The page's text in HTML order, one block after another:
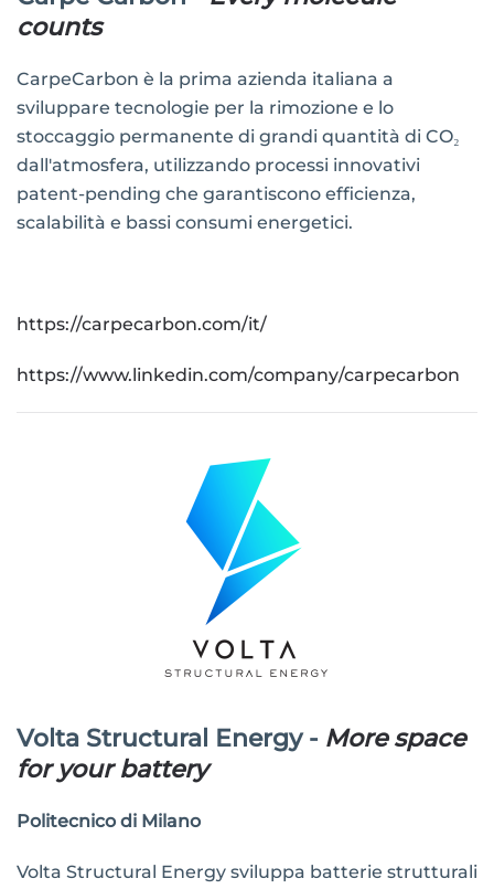
counts
CarpeCarbon è la prima azienda italiana a
sviluppare tecnologie per la rimozione e lo
stoccaggio permanente di grandi quantità di CO₂
dall'atmosfera, utilizzando processi innovativi
patent-pending che garantiscono efficienza,
scalabilità e bassi consumi energetici.
https://carpecarbon.com/it/
https://www.linkedin.com/company/carpecarbon
Volta Structural Energy - More space
for your battery
Politecnico di Milano
Volta Structural Energy sviluppa batterie strutturali